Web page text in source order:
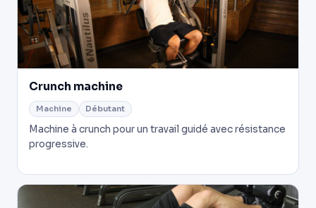
Crunch machine
Machine Débutant
Machine à crunch pour un travail guidé avec résistance
progressive.